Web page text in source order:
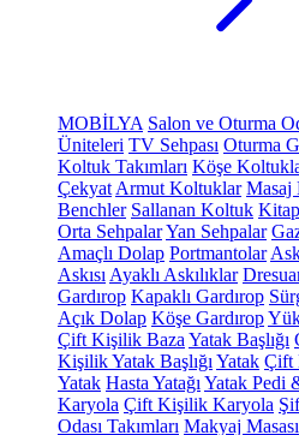
MOBİLYA Salon ve Oturma
Üniteleri TV Sehpası Oturma
Koltuk Takımları Köşe
Çekyat Armut Koltuklar Masaj
Benchler Sallanan Koltuk
Orta SehpalarYan Sehpalar
Amaçlı Dolap Portmantolar
Askısı Ayaklı Askılıklar
Gardırop Kapaklı Gardırop
Açık Dolap Köşe Gardırop
Çift Kişilik Baza Yatak Başlığı
Kişilik Yatak Başlığı Yatak Çift
Yatak Hasta Yatağı Yatak Pedi
Karyola Çift Kişilik Karyola
Odası Takımları Makyaj Masası